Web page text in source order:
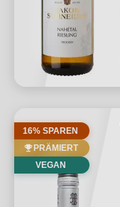
16% SPAREN
PRÄMIERT
VEGAN